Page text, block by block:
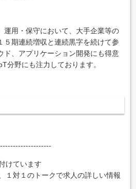
運用・保守において、大手企業等の
５期連続増収と連続黒字を続けて参
ド、アプリケーション開発にも得意
分野にも注力しております。
けています
１対１のトークで求人の詳しい情報